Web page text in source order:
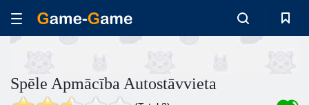
Spēle Apmācība Autostāvvieta